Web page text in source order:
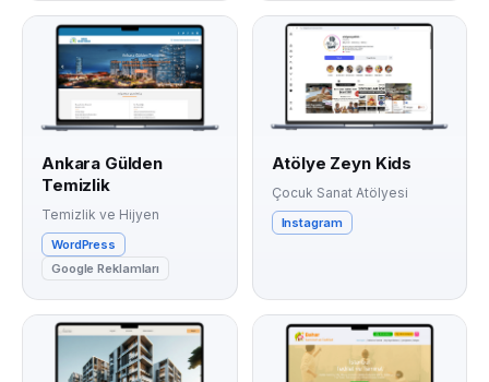
Ankara Gülden
Temizlik
Temizlik ve Hijyen
WordPress
Google Reklamları
Atölye Zeyn Kids
Çocuk Sanat Atölyesi
Instagram